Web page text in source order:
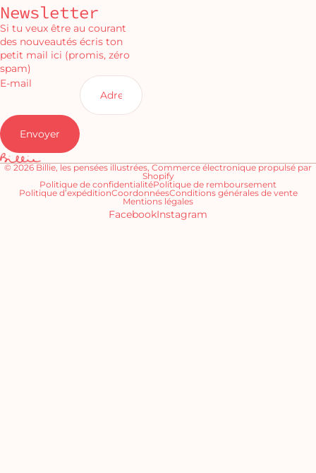
Newsletter
Si tu veux être au courant
des nouveautés écris ton
petit mail ici (promis, zéro
spam)
E-mail
Envoyer
© 2026 Billie, les pensées illustrées Commerce électronique propulsé par
Shopify
Politique de confidentialitéPolitique de remboursement
Politique d’expéditionCoordonnéesConditions générales de vente
Mentions légales
FacebookInstagram